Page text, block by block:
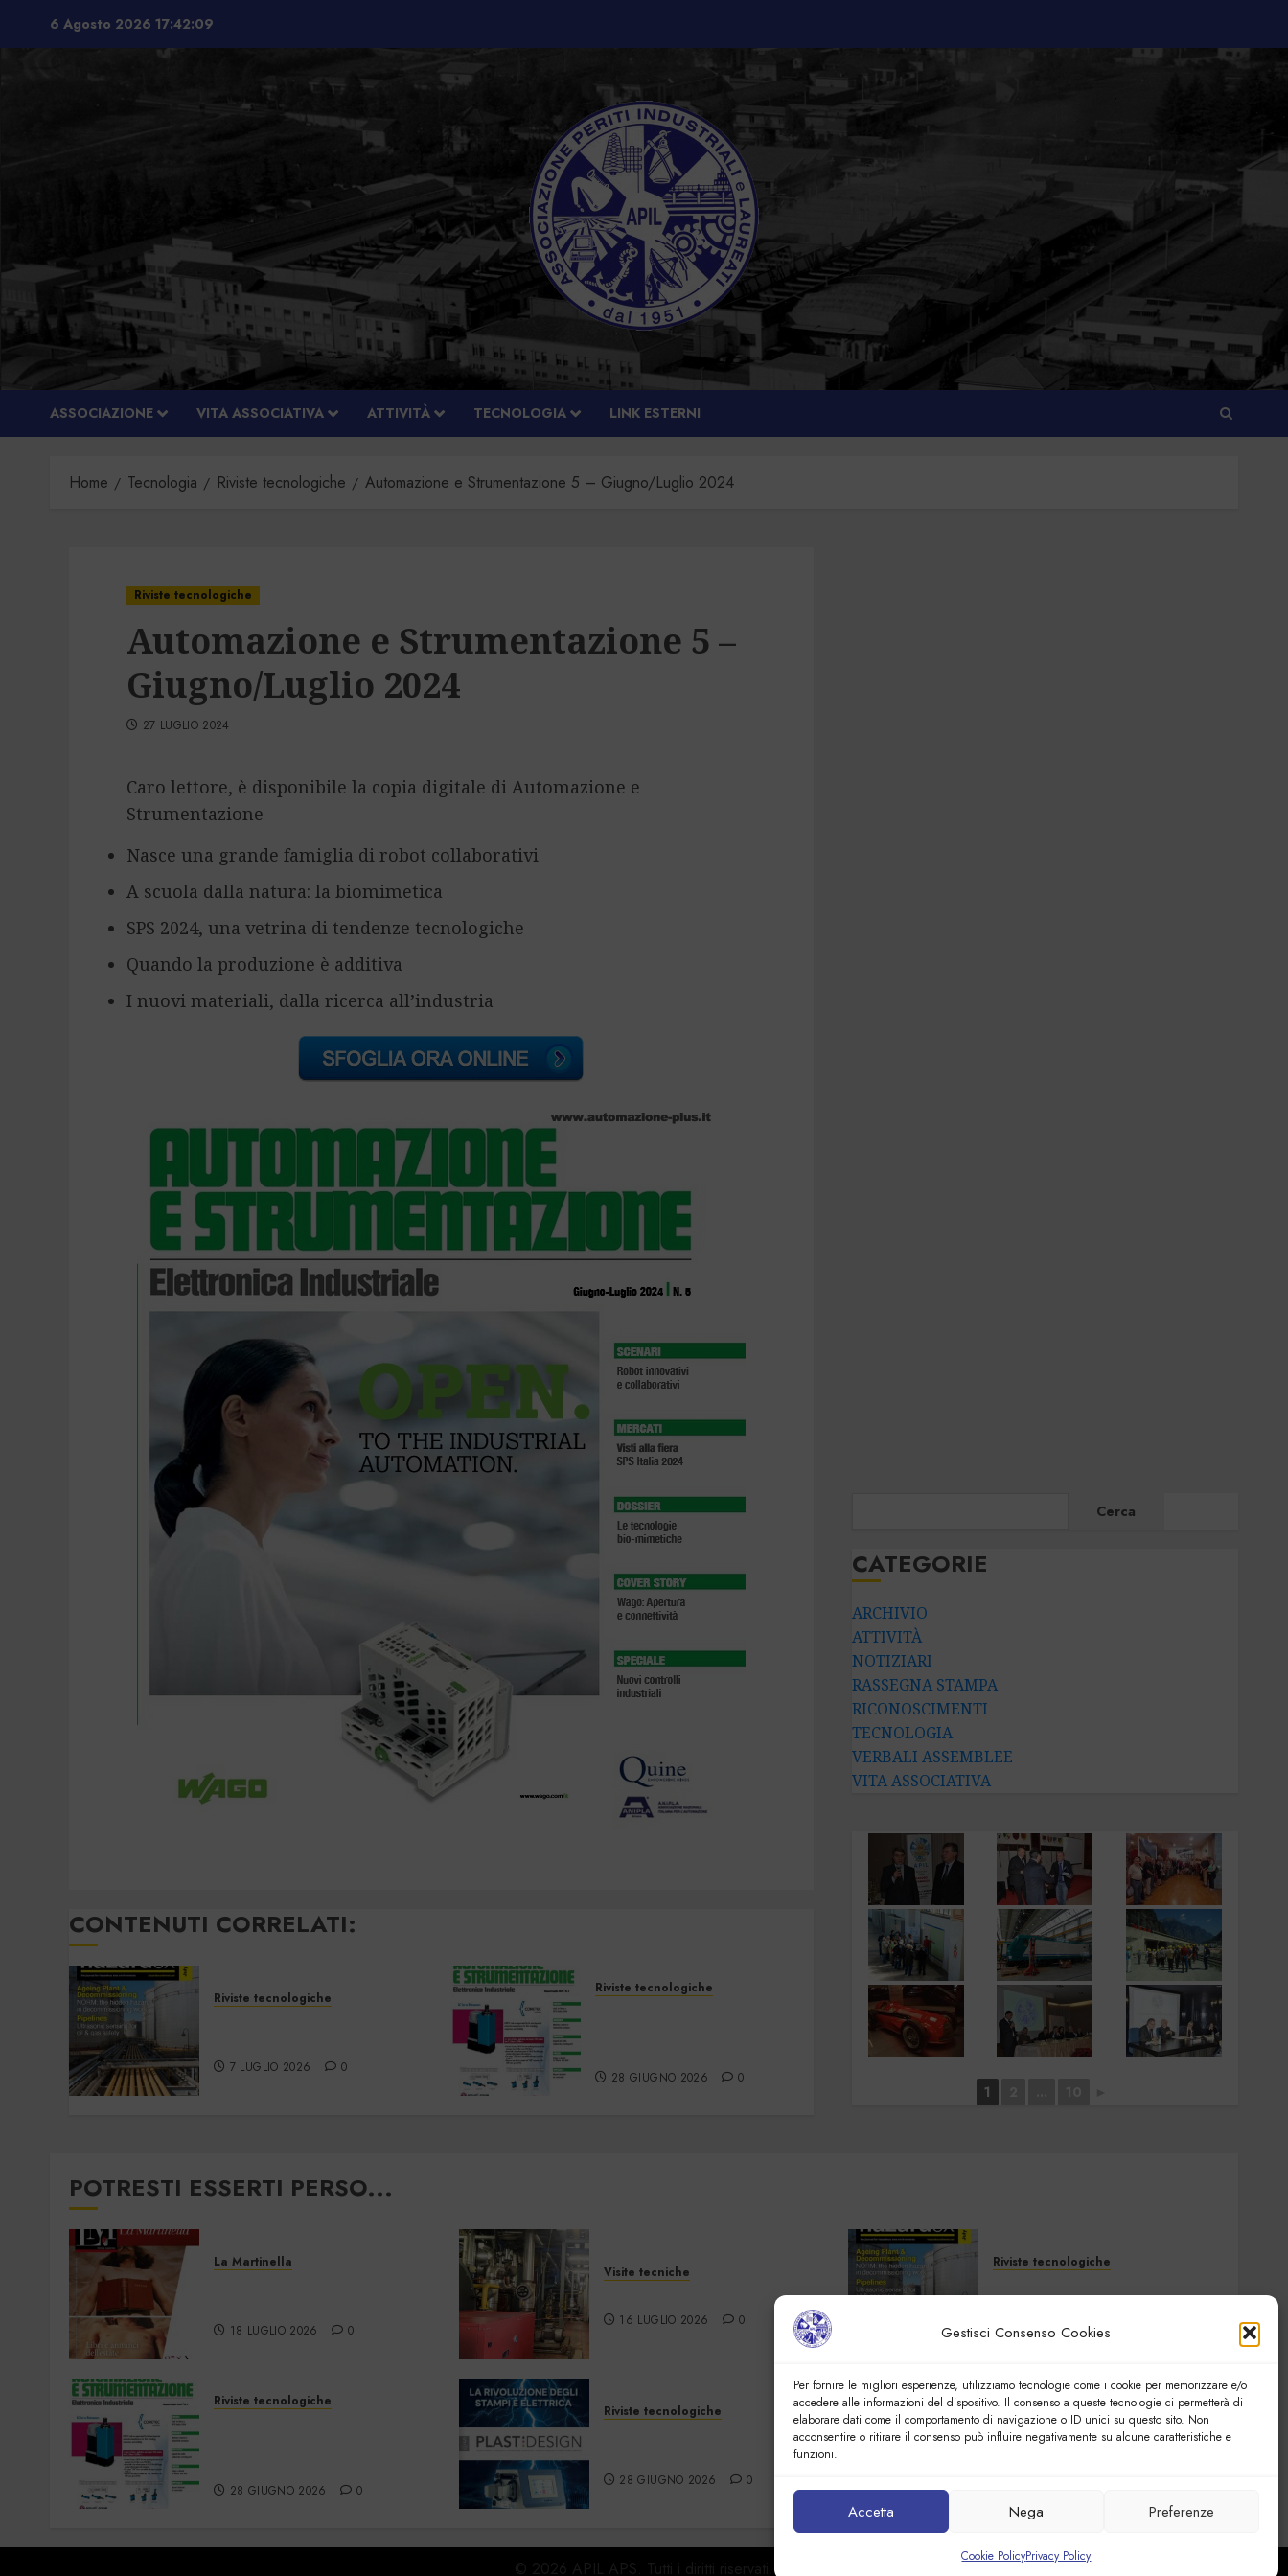
Gestisci Consenso Cookies
Per fornire le migliori esperienze, utilizziamo tecnologie come i cookie per memorizzare e/o
accedere alle informazioni del dispositivo. Il consenso a queste tecnologie ci permetterà di
elaborare dati come il comportamento di navigazione o ID unici su questo sito. Non
acconsentire o ritirare il consenso può influire negativamente su alcune caratteristiche e
funzioni.
Accetta Nega Preferenze
Cookie PolicyPrivacy Policy
6 Agosto 2026 17:42:10
ASSOCIAZIONE VITA ASSOCIATIVA ATTIVITÀ TECNOLOGIA LINK ESTERNI
Home Tecnologia Riviste tecnologiche Automazione e Strumentazione 5 – Giugno/Luglio 2024
Riviste tecnologiche
Automazione e Strumentazione 5 –
Giugno/Luglio 2024
27 LUGLIO 2024
Caro lettore, è disponibile la copia digitale di Automazione e
Strumentazione
Nasce una grande famiglia di robot collaborativi
A scuola dalla natura: la biomimetica
SPS 2024, una vetrina di tendenze tecnologiche
Quando la produzione è additiva
I nuovi materiali, dalla ricerca all’industria
CONTENUTI CORRELATI:
Riviste tecnologiche
7 LUGLIO 2026 0
Riviste tecnologiche
28 GIUGNO 2026 0
Cerca
CATEGORIE
ARCHIVIO
ATTIVITÀ
NOTIZIARI
RASSEGNA STAMPA
RICONOSCIMENTI
TECNOLOGIA
VERBALI ASSEMBLEE
VITA ASSOCIATIVA
1
POTRESTI ESSERTI PERSO...
La Martinella
18 LUGLIO 2026 0
Visite tecniche
Cos’è il teleriscaldamento
16 LUGLIO 2026 0
Riviste tecnologiche
7 LUGLIO 2026
Riviste tecnologiche
28 GIUGNO 2026 0
Riviste tecnologiche
28 GIUGNO 2026 0
Riviste tecnologiche
Elettronica Oggi 535 –